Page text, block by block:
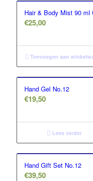
Hair & Body Mist 90 ml
€25,00
Toevoegen aan
Hand Gel No.12
€19,50
Lees verder
Hand Gift Set No.12
€39,50